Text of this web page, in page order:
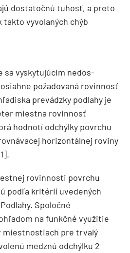
dostatočnú tuhosť, a preto
takto vyvolaných chýb
sa vyskytujúcim nedos­
požadovaná rovinnosť
prevádzky podlahy je
miestna rovinnosť
hodnotí odchýlky povrchu
horizontálnej roviny
rovinnosti povrchu
podľa kritérií uvedených
Spoločné
na funkčné využitie
miestnostiach pre trvalý
medznú odchýlku 2